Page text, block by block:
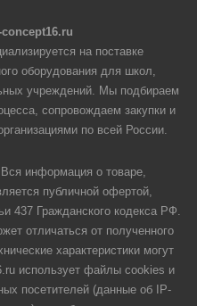
на поставке
оборудования для школ,
учреждений. Мы подбираем
сопровождаем закупки и
по всей России.
информация о товаре,
публичной офертой,
437 Гражданского кодекса РФ.
отличаться от полученного
характеристики могут
использует файлы cookies и
посетителей (данные об IP-